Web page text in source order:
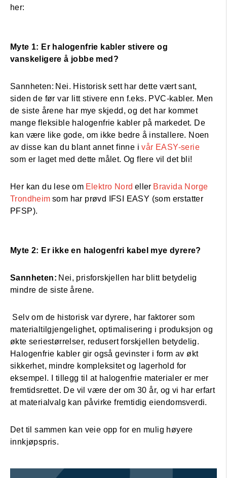
her:
Myte 1: Er halogenfrie kabler stivere og
vanskeligere å jobbe med?
Sannheten: Nei. Historisk sett har dette vært sant,
siden de før var litt stivere enn f.eks. PVC-kabler. Men
de siste årene har mye skjedd, og det har kommet
mange fleksible halogenfrie kabler på markedet. De
kan være like gode, om ikke bedre å installere. Noen
av disse kan du blant annet finne ivår EASY-serie
som er laget med dette målet. Og flere vil det bli!
Her kan du lese om Elektro Nord eller Bravida Norge
Trondheim som har prøvd IFSI EASY (som erstatter
PFSP).
Myte 2: Er ikke en halogenfri kabel mye dyrere?
Sannheten: Nei, prisforskjellen har blitt betydelig
mindre de siste årene.
Selv om de historisk var dyrere, har faktorer som
materialtilgjengelighet, optimalisering i produksjon og
økte seriestørrelser, redusert forskjellen betydelig.
Halogenfrie kabler gir også gevinster i form av økt
sikkerhet, mindre kompleksitet og lagerhold for
eksempel. I tillegg til at halogenfrie materialer er mer
fremtidsrettet. De vil være der om 30 år, og vi har erfart
at materialvalg kan påvirke fremtidig eiendomsverdi.
Det til sammen kan veie opp for en mulig høyere
innkjøpspris.